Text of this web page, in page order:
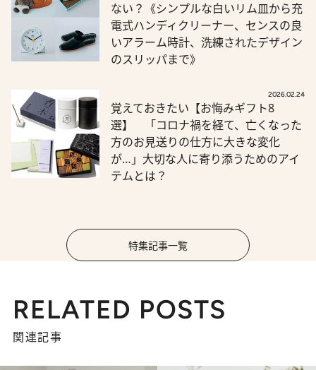
ない？《シンプルな白いリム皿から充
電式ハンディクリーナー、センスの良
いアラーム時計、洗練されたデザイン
のスリッパまで》
2026.02.24
覚えておきたい【お悔みギフト8
選】 「コロナ禍を経て、亡くなった
方のお見送りの仕方に大きな変化
が…」大切な人に寄り添うためのアイ
テムとは？
特集記事一覧
RELATED POSTS
関連記事